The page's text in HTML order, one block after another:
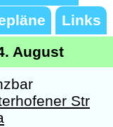
Links
August
Str